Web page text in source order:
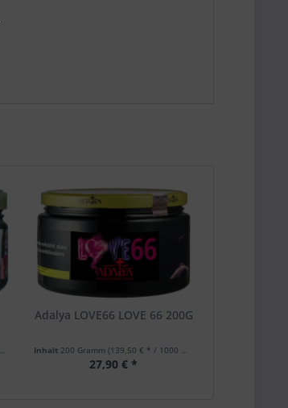
Adalya LOVE66 LOVE 66 200G
Inhalt200 Gramm(139,50 € * / 1000 Gramm)
27,90 € *